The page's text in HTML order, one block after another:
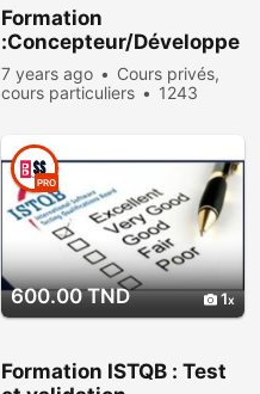
Formation
:Concepteur/Développe
ur Big Data
7 years ago
Cours privés,
cours particuliers
1243
600.00 TND 1
PRO
Formation ISTQB : Test